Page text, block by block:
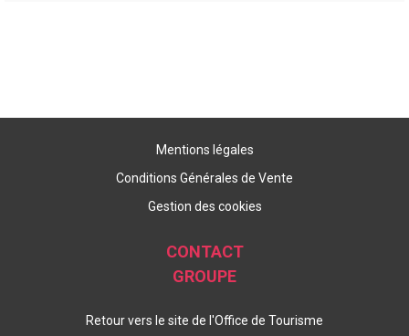
Mentions légales
Conditions Générales de Vente
Gestion des cookies
CONTACT
GROUPE
Retour vers le site de l'Office de Tourisme